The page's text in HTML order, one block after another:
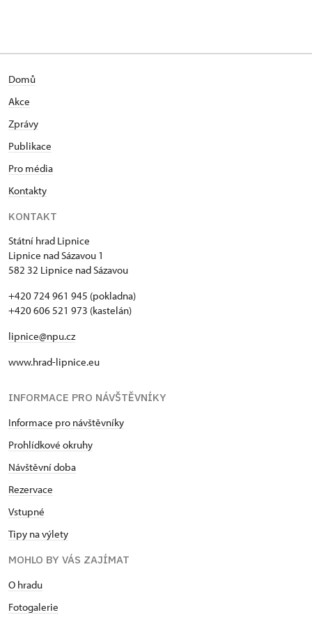
Domů
Akce
Zprávy
Publikace
Pro média
Kontakty
KONTAKT
Státní hrad Lipnice
Lipnice nad Sázavou 1
582 32 Lipnice nad Sázavou
+420 724 961 945 (pokladna)
+420 606 521 973 (kastelán)
lipnice@npu.cz
www.hrad-lipnice.eu
INFORMACE PRO NÁVŠTĚVNÍKY
Informace pro návštěvníky
Prohlídkové okruhy
Návštěvní doba
Rezervace
Vstupné
Tipy na výlety
MOHLO BY VÁS ZAJÍMAT
O hradu
Fotogalerie